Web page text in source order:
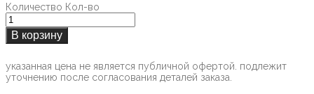
Количество Кол-во
В корзину
указанная цена не является публичной офертой. подлежит
уточнению после согласования деталей заказа.